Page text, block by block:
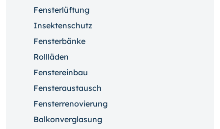
Fensterlüftung
Insektenschutz
Fensterbänke
Rollläden
Fenstereinbau
Fensteraustausch
Fensterrenovierung
Balkonverglasung